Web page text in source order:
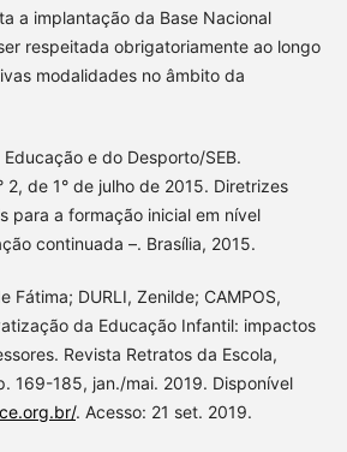
a implantação da Base Nacional
respeitada obrigatoriamente ao longo
modalidades no âmbito da
e do Desporto/SEB.
2, de 1° de julho de 2015. Diretrizes
para a formação inicial em nível
continuada –. Brasília, 2015.
Fátima; DURLI, Zenilde; CAMPOS,
da Educação Infantil: impactos
Revista Retratos da Escola,
169-185, jan./mai. 2019. Disponível
. Acesso: 21 set. 2019.